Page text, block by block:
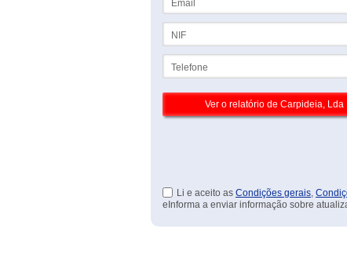
Li e aceito as Condições gerais,
eInforma a enviar informação sobre